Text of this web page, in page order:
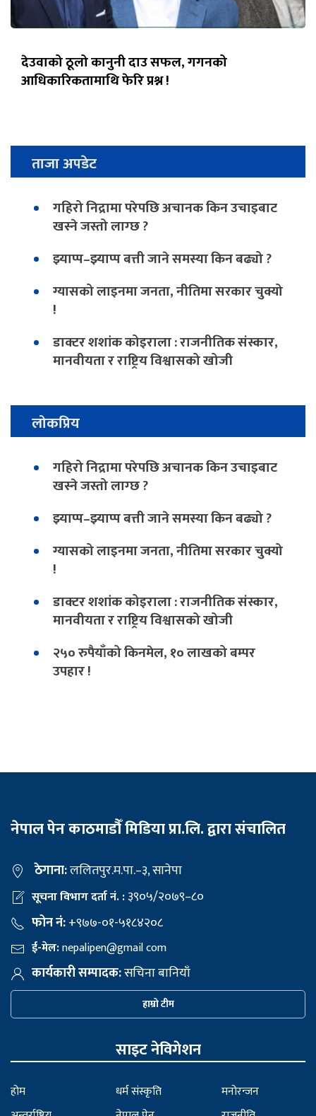
देउवाको ठूलो कानुनी दाउ सफल, गगनको
आधिकारिकतामाथि फेरि प्रश्न !
ताजा अपडेट
गहिरो निद्रामा परेपछि अचानक किन उचाइबाट
खस्ने जस्तो लाग्छ ?
झ्याप्प–झ्याप्प बत्ती जाने समस्या किन बढ्यो ?
ग्यासको लाइनमा जनता, नीतिमा सरकार चुक्यो
!
डाक्टर शशांक कोइराला : राजनीतिक संस्कार,
मानवीयता र राष्ट्रिय विश्वासको खोजी
लोकप्रिय
गहिरो निद्रामा परेपछि अचानक किन उचाइबाट
खस्ने जस्तो लाग्छ ?
झ्याप्प–झ्याप्प बत्ती जाने समस्या किन बढ्यो ?
ग्यासको लाइनमा जनता, नीतिमा सरकार चुक्यो
!
डाक्टर शशांक कोइराला : राजनीतिक संस्कार,
मानवीयता र राष्ट्रिय विश्वासको खोजी
२५० रुपैयाँको किनमेल, १० लाखको बम्पर
उपहार !
नेपाल पेन काठमाडौँ मिडिया प्रा.लि. द्वारा संचालित
ठेगाना:ललितपुर.म.पा.–३, सानेपा
सूचना विभाग दर्ता नं. :३९०५/२०७९–८०
फोन नं:+९७७-०१-५१८४२०८
ई-मेल:nepalipen@gmail com
कार्यकारी सम्पादक:सचिना बानियाँ
हाम्रो टीम
साइट नेविगेशन
होम
धर्म संस्कृति
मनोरन्जन